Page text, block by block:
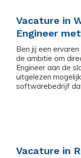
Vacature in
Engineer
Ben jij een
de ambitie om
Engineer aan de
uitgelezen
softwarebedrijf dat
Vacature in